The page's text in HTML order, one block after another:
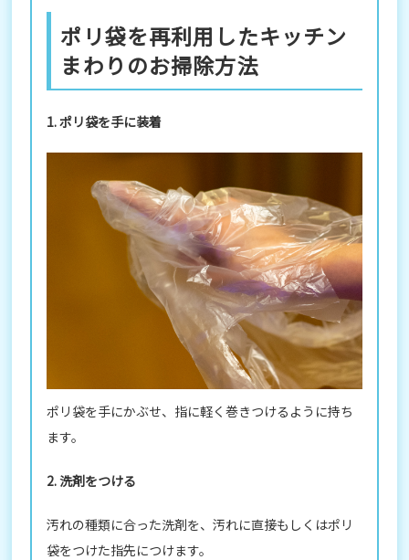
ポリ袋を再利用したキッチン
まわりのお掃除方法
1. ポリ袋を手に装着
ポリ袋を手にかぶせ、指に軽く巻きつけるように持ち
ます。
2. 洗剤をつける
汚れの種類に合った洗剤を、汚れに直接もしくはポリ
袋をつけた指先につけます。